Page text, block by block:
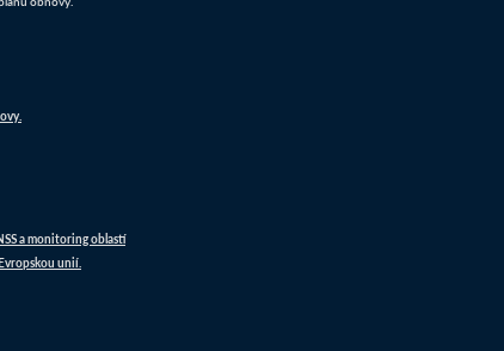
a monitoring oblastí
unií.